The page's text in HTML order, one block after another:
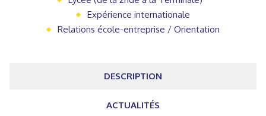
Expérience internationale
Relations école-entreprise / Orientation
DESCRIPTION
ACTUALITÉS